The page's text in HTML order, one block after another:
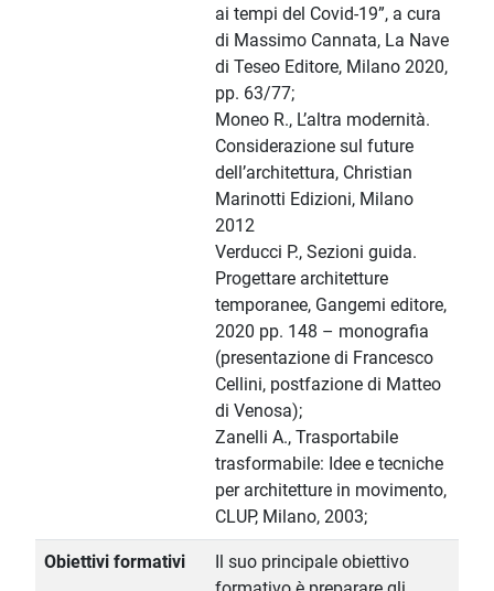
ai tempi del Covid-19”, a cura
di Massimo Cannata, La Nave
di Teseo Editore, Milano 2020,
pp. 63/77;
Moneo R., L’altra modernità.
Considerazione sul future
dell’architettura, Christian
Marinotti Edizioni, Milano
2012
Verducci P., Sezioni guida.
Progettare architetture
temporanee, Gangemi editore,
2020 pp. 148 – monografia
(presentazione di Francesco
Cellini, postfazione di Matteo
di Venosa);
Zanelli A., Trasportabile
trasformabile: Idee e tecniche
per architetture in movimento,
CLUP, Milano, 2003;
Obiettivi formativi
Il suo principale obiettivo